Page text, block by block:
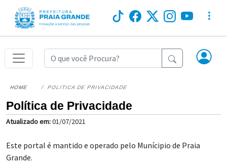
HOME POLITICA DE PRIVACIDADE
Política de Privacidade
Atualizado em:01/07/2021
Este portal é mantido e operado pelo Munícipio de Praia
Grande.